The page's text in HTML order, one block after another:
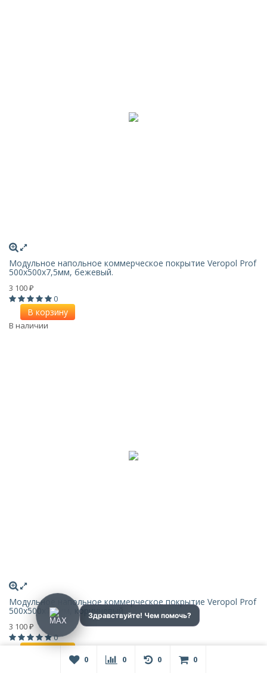
Модульное напольное коммерческое покрытие Veropol Prof
500x500x7,5мм, бежевый.
3 100 ₽
0
В корзину
В наличии
Модульное напольное коммерческое покрытие Veropol Prof
500x500x7,5мм, коричневый.
3 100 ₽
0
0 0 0 0